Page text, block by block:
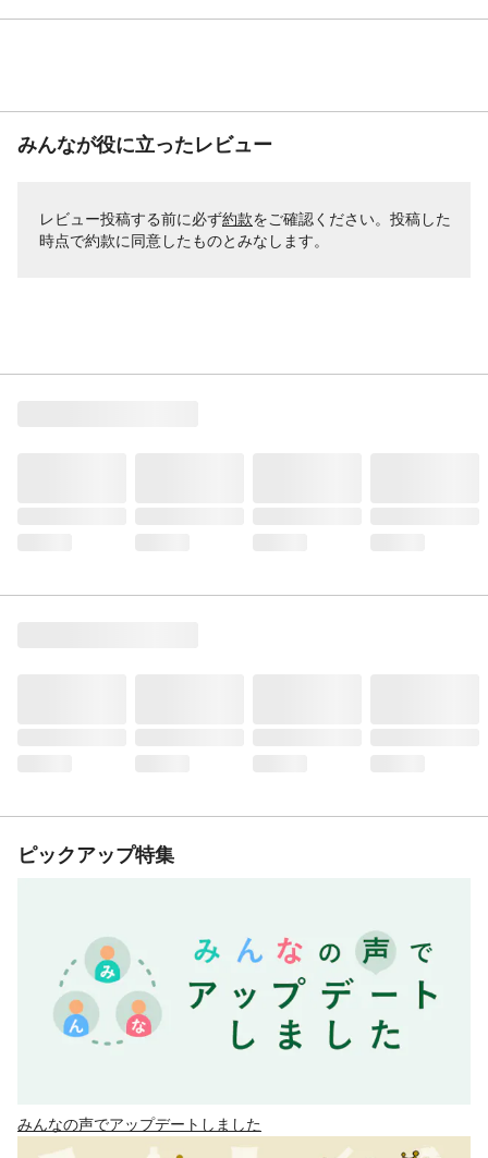
みんなが役に立ったレビュー
レビュー投稿する前に必ず約款をご確認ください。投稿した
時点で約款に同意したものとみなします。
ピックアップ特集
みんなの声でアップデートしました